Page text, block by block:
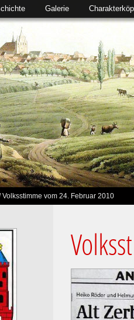
Galerie
Volksstimme vom 24. Februar 2010